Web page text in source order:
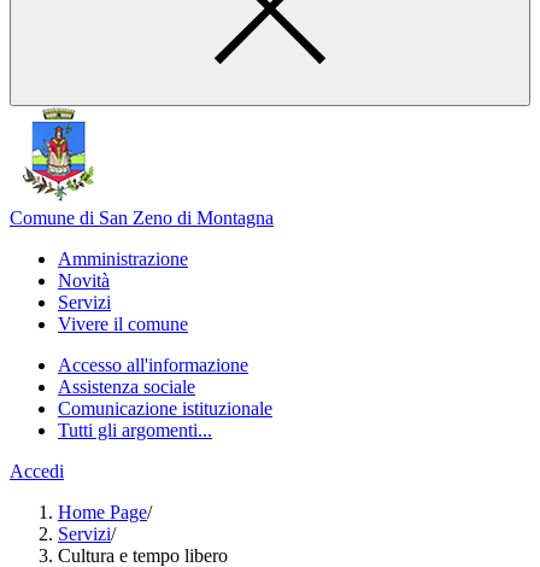
Comune di San Zeno di Montagna
Amministrazione
Novità
Servizi
Vivere il comune
Accesso all'informazione
Assistenza sociale
Comunicazione istituzionale
Tutti gli argomenti...
Accedi
Home Page/
Servizi/
Cultura e tempo libero